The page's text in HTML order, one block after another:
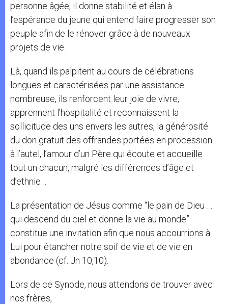
personne âgée, il donne stabilité et élan à
l’espérance du jeune qui entend faire progresser son
peuple afin de le rénover grâce à de nouveaux
projets de vie.
Là, quand ils palpitent au cours de célébrations
longues et caractérisées par une assistance
nombreuse, ils renforcent leur joie de vivre,
apprennent l’hospitalité et reconnaissent la
sollicitude des uns envers les autres, la générosité
du don gratuit des offrandes portées en procession
à l’autel, l’amour d’un Père qui écoute et accueille
tout un chacun, malgré les différences d’âge et
d’ethnie…
La présentation de Jésus comme “le pain de Dieu …
qui descend du ciel et donne la vie au monde”
constitue une invitation afin que nous accourrions à
Lui pour étancher notre soif de vie et de vie en
abondance (cf. Jn 10,10).
Lors de ce Synode, nous attendons de trouver avec
nos frères,